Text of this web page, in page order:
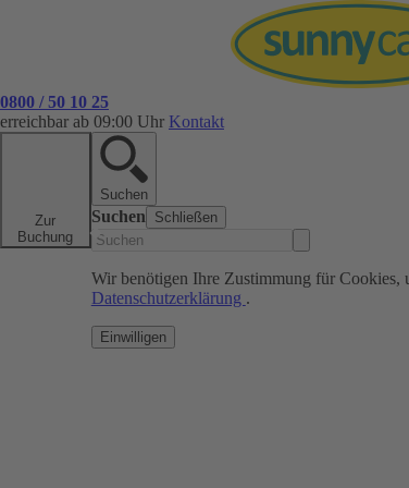
0800 / 50 10 25
erreichbar ab 09:00 Uhr Kontakt
Zur
Buchung
Suchen
Suchen Schließen
Wir benötigen Ihre Zustimmung für Cookies,
Datenschutzerklärung .
Einwilligen